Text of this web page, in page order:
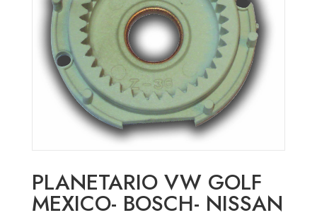
PLANETARIO VW GOLF
MEXICO- BOSCH- NISSAN